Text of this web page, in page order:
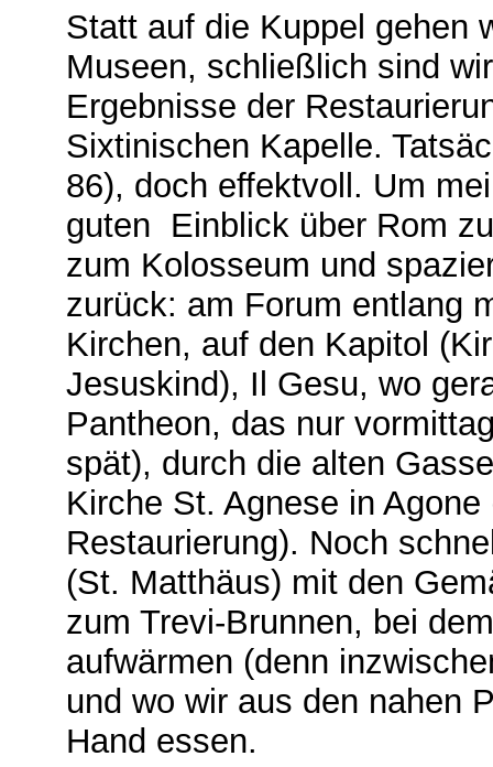
Statt auf die Kuppel gehen
Museen, schließlich sind
Ergebnisse der
Sixtinischen Kapelle.
86), doch effektvoll. Um
guten Einblick über Rom
zum Kolosseum und
zurück: am Forum entlang
Kirchen, auf den Kapitol
Jesuskind), Il Gesu, wo
Pantheon, das nur
spät), durch die alten
Kirche St. Agnese in
Restaurierung). Noch
(St. Matthäus) mit den
zum Trevi-Brunnen, bei
aufwärmen (denn
und wo wir aus den nahen
Hand essen.